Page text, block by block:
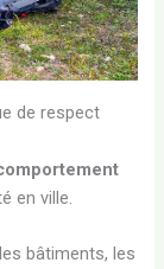
de respect
en ville.
bâtiments, les